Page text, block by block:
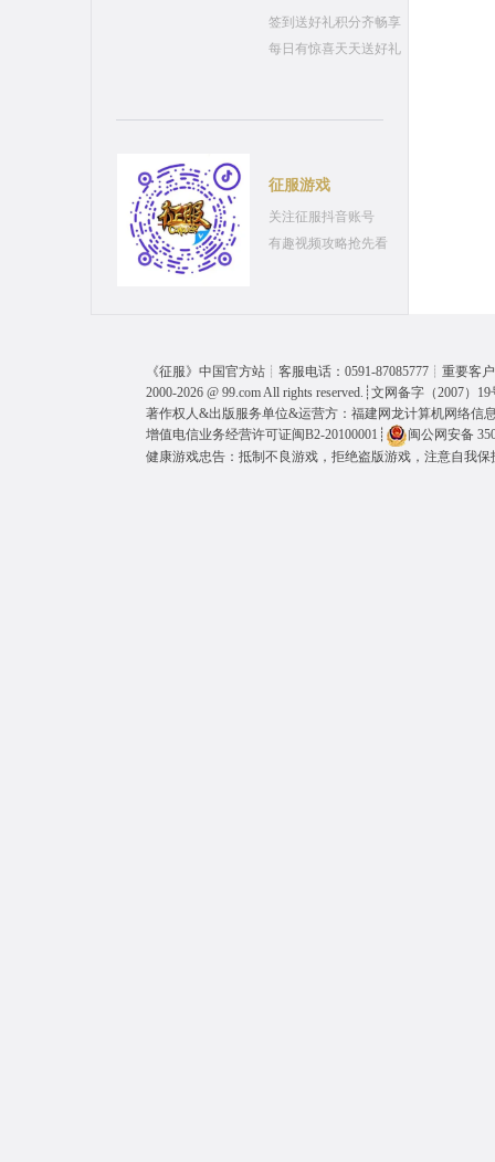
签到送好礼积分齐畅享
每日有惊喜天天送好礼
征服游戏
关注征服抖音账号
有趣视频攻略抢先看
《征服》中国官方站┊客服电话：0591-87085777┊重要客
2000-2026 @ 99.comAll rights reserved.┊ 文网备字（2007）19
著作权人&出版服务单位&运营方：福建网龙计算机网络信
增值电信业务经营许可证闽B2-20100001 ┊
闽公网安备
健康游戏忠告：抵制不良游戏，拒绝盗版游戏，注意自我